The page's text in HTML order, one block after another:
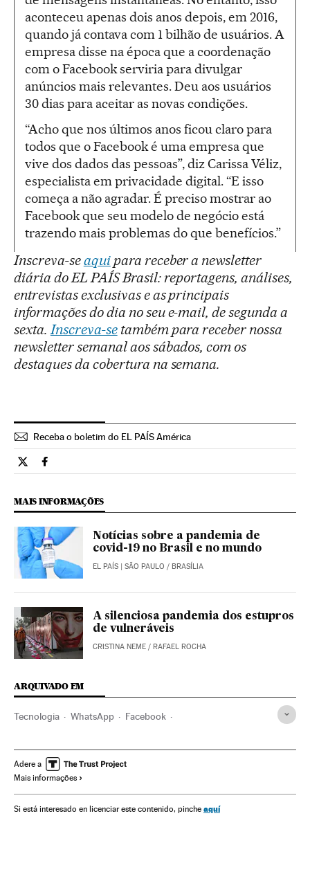
aconteceu apenas dois anos depois, em 2016,
quando já contava com 1 bilhão de usuários. A
empresa disse na época que a coordenação
com o Facebook serviria para divulgar
anúncios mais relevantes. Deu aos usuários
30 dias para aceitar as novas condições.
“Acho que nos últimos anos ficou claro para
todos que o Facebook é uma empresa que
vive dos dados das pessoas”, diz Carissa Véliz,
especialista em privacidade digital. “E isso
começa a não agradar. É preciso mostrar ao
Facebook que seu modelo de negócio está
trazendo mais problemas do que benefícios.”
Inscreva-seaquipara receber a newsletter
diária do EL PAÍS Brasil: reportagens, análises,
entrevistas exclusivas e as principais
informações do dia no seu e-mail, de segunda a
sexta. Inscreva-setambém para receber nossa
newsletter semanal aos sábados, com os
destaques da cobertura na semana.
Receba o boletim do EL PAÍS América
Tecnologia El País Brasil en Twitter
Tecnologia El País Brasil en Facebook
MAIS INFORMAÇÕES
Notícias sobre a pandemia de
covid-19 no Brasil e no mundo
EL PAÍS | SÃO PAULO / BRASÍLIA
A silenciosa pandemia dos estupros
de vulneráveis
CRISTINA NEME / RAFAEL ROCHA
ARQUIVADO EM
Tecnologia WhatsApp Facebook
Brasil Internet Transportadora
Adere a
Mais informações
Si está interesado en licenciar este contenido, pinche aquí